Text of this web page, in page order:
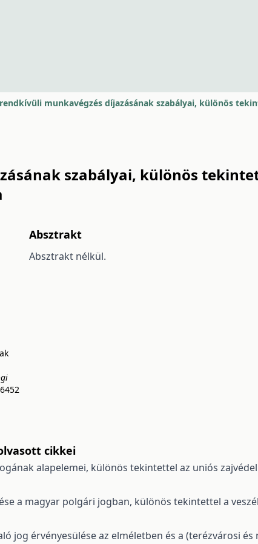
szabályai, különös
Absztrakt
Absztrakt nélkül.
cikkei
alapelemei, különös tekintettel az uniós
a magyar polgári jogban, különös tekintettel a
jog érvényesülése az elméletben és a (terézvárosi